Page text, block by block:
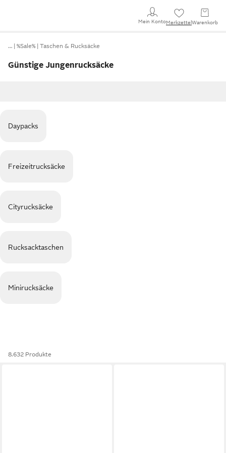
Mein KontoMerkzettel Warenkorb
… %Sale% Taschen & Rucksäcke
Günstige Jungenrucksäcke
Daypacks
Freizeitrucksäcke
Cityrucksäcke
Rucksacktaschen
Minirucksäcke
8.632 Produkte